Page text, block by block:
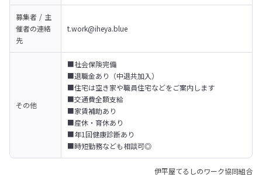
募集者 / 主
催者の連絡
先
t.work@iheya.blue
その他
■社会保険完備
■退職金あり（中退共加入）
■住宅は空き家や職員住宅などをご案内します
■交通費全額支給
■家賃補助あり
■産休・育休あり
■年1回健康診断あり
■時短勤務なども相談可◎
伊平屋てるしのワーク協同組合